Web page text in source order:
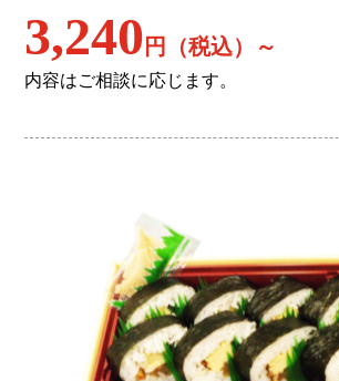
3,240 円（税込）～
内容はご相談に応じます。